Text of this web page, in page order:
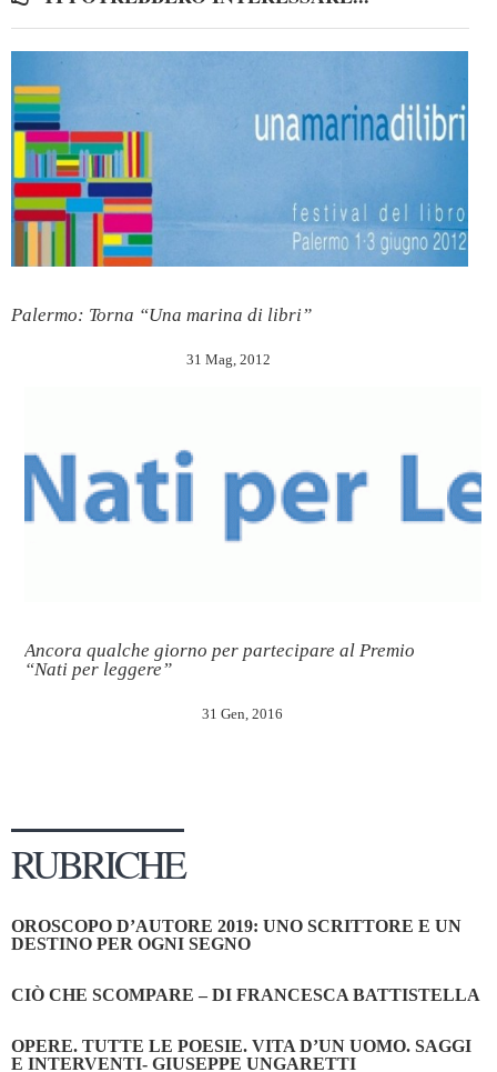
Palermo: Torna “Una marina di libri”
31 Mag, 2012
Ancora qualche giorno per partecipare al Premio
“Nati per leggere”
31 Gen, 2016
RUBRICHE
OROSCOPO D’AUTORE 2019: UNO SCRITTORE E UN
DESTINO PER OGNI SEGNO
CIÒ CHE SCOMPARE – DI FRANCESCA BATTISTELLA
OPERE. TUTTE LE POESIE. VITA D’UN UOMO. SAGGI
E INTERVENTI- GIUSEPPE UNGARETTI